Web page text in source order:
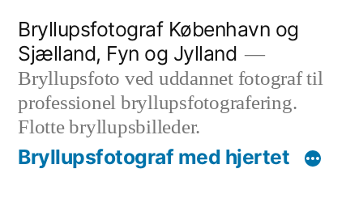
indhold
Bryllupsfotograf København og
Sjælland, Fyn og Jylland
Bryllupsfoto ved uddannet fotograf til
professionel bryllupsfotografering.
Flotte bryllupsbilleder.
Bryllupsfotograf med hjertet